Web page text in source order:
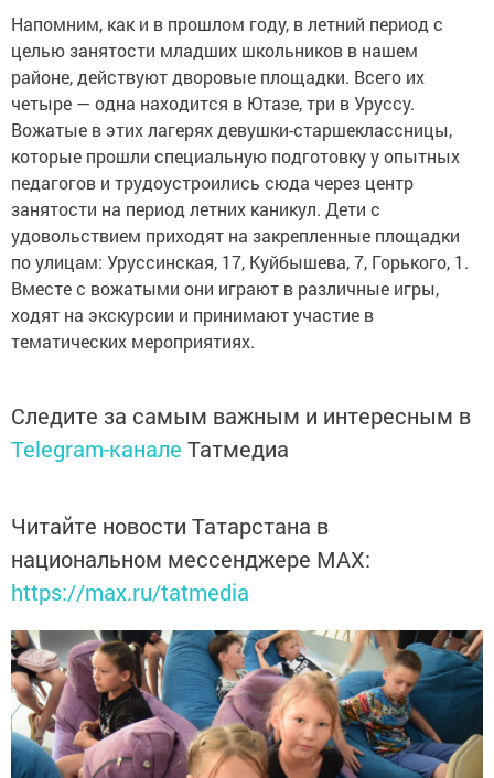
Напомним, как и в прошлом году, в летний период с
целью занятости младших школьников в нашем
районе, действуют дворовые площадки. Всего их
четыре — одна находится в Ютазе, три в Уруссу.
Вожатые в этих лагерях девушки-старшеклассницы,
которые прошли специальную подготовку у опытных
педагогов и трудоустроились сюда через центр
занятости на период летних каникул. Дети с
удовольствием приходят на закрепленные площадки
по улицам: Уруссинская, 17, Куйбышева, 7, Горького, 1.
Вместе с вожатыми они играют в различные игры,
ходят на экскурсии и принимают участие в
тематических мероприятиях.
Следите за самым важным и интересным в
Telegram-канале Татмедиа
Читайте новости Татарстана в
национальном мессенджере MАХ:
https://max.ru/tatmedia